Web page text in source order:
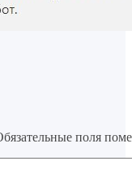
поля